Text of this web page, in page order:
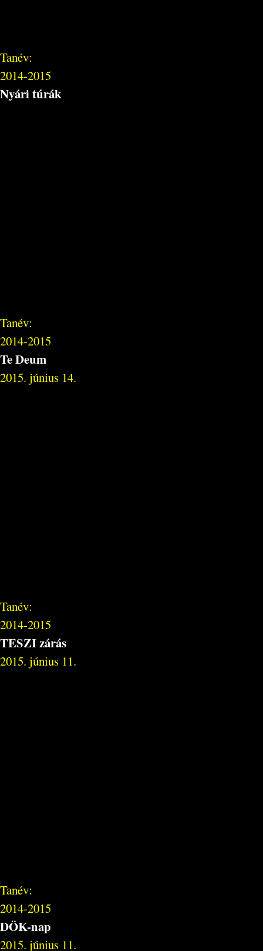
Tanév:
2014-2015
Nyári túrák
Tanév:
2014-2015
Te Deum
2015. június 14.
Tanév:
2014-2015
TESZI zárás
2015. június 11.
Tanév:
2014-2015
DÖK-nap
2015. június 11.